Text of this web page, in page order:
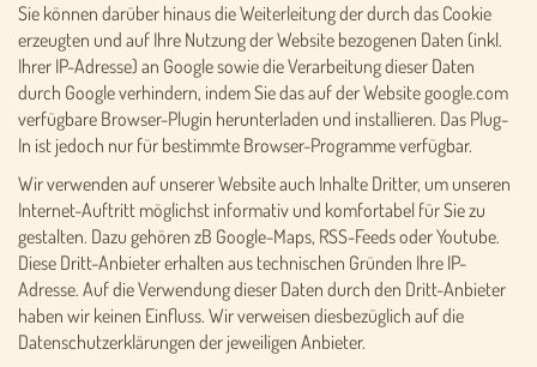
Sie können darüber hinaus die Weiterleitung der durch das Cookie
erzeugten und auf Ihre Nutzung der Website bezogenen Daten (inkl.
Ihrer IP-Adresse) an Google sowie die Verarbeitung dieser Daten
durch Google verhindern, indem Sie das auf der Website google.com
verfügbare Browser-Plugin herunterladen und installieren. Das Plug-
In ist jedoch nur für bestimmte Browser-Programme verfügbar.
Wir verwenden auf unserer Website auch Inhalte Dritter, um unseren
Internet-Auftritt möglichst informativ und komfortabel für Sie zu
gestalten. Dazu gehören zB Google-Maps, RSS-Feeds oder Youtube.
Diese Dritt-Anbieter erhalten aus technischen Gründen Ihre IP-
Adresse. Auf die Verwendung dieser Daten durch den Dritt-Anbieter
haben wir keinen Einfluss. Wir verweisen diesbezüglich auf die
Datenschutzerklärungen der jeweiligen Anbieter.